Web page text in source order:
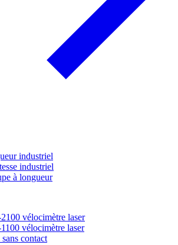
industriel
industriel
à longueur
vélocimètre laser
vélocimètre laser
contact